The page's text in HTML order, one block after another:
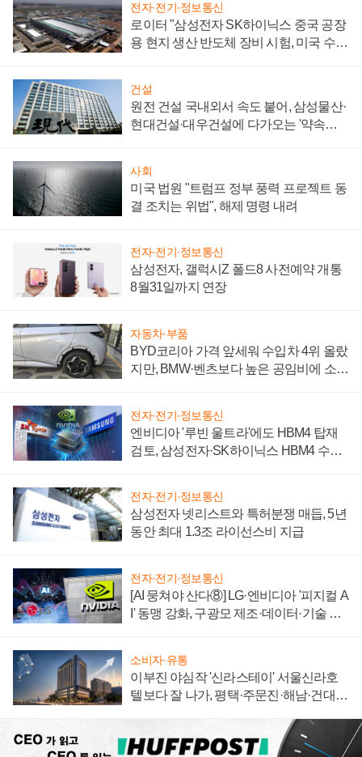
전자·전기·정보통신
로이터 "삼성전자 SK하이닉스 중국 공장
용 현지 생산 반도체 장비 시험, 미국 수출
건설
원전 건설 국내외서 속도 붙어, 삼성물산·
현대건설·대우건설에 다가오는 '약속의
사회
미국 법원 "트럼프 정부 풍력 프로젝트 동
결 조치는 위법", 해제 명령 내려
전자·전기·정보통신
삼성전자, 갤럭시Z 폴드8 사전예약 개통
8월31일까지 연장
자동차·부품
BYD코리아 가격 앞세워 수입차 4위 올랐
지만, BMW·벤츠보다 높은 공임비에 소비
전자·전기·정보통신
엔비디아 '루빈 울트라'에도 HBM4 탑재
검토, 삼성전자·SK하이닉스 HBM4 수율
전자·전기·정보통신
삼성전자 넷리스트와 특허분쟁 매듭, 5년
동안 최대 1.3조 라이선스비 지급
전자·전기·정보통신
[AI 뭉쳐야 산다⑧] LG·엔비디아 '피지컬 A
I' 동맹 강화, 구광모 제조·데이터·기술 결
소비자·유통
이부진 야심작 '신라스테이' 서울신라호
텔보다 잘 나가, 평택·주문진·해남·건대로